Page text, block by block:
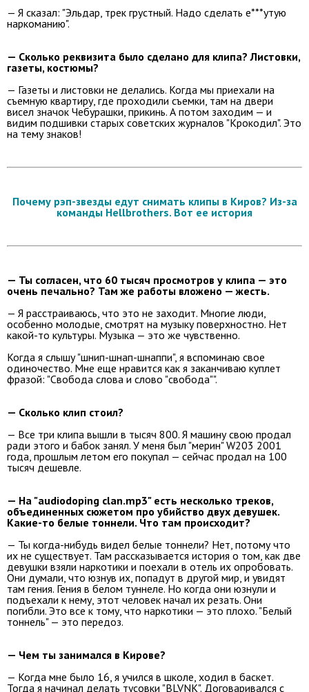
— Я сказал: "Эльдар, трек грустный. Надо сделать е***утую
наркоманию".
— Сколько реквизита было сделано для клипа? Листовки,
газеты, костюмы?
— Газеты и листовки не делались. Когда мы приехали на
съемную квартиру, где проходили съемки, там на двери
висел значок Чебурашки, прикинь. А потом заходим — и
видим подшивки старых советских журналов "Крокодил". Это
на тему знаков!
Почему рэп-звезды едут снимать клипы в Киров? Из-за
команды Hellbrothers. Вот ее история
— Ты согласен, что 60 тысяч просмотров у клипа — это
очень печально? Там же работы вложено — жесть.
— Я расстраиваюсь, что это не заходит. Многие люди,
особенно молодые, смотрят на музыку поверхностно. Нет
какой-то культуры. Музыка — это же чувственно.
Когда я слышу "шнип-шнап-шнаппи", я вспоминаю свое
одиночество. Мне еще нравится как я заканчиваю куплет
фразой: "Свобода слова и слово "свобода"".
— Сколько клип стоил?
— Все три клипа вышли в тысяч 800. Я машину свою продал
ради этого и бабок занял. У меня был "мерин" W203 2001
года, прошлым летом его покупал — сейчас продал на 100
тысяч дешевле.
— На "audiodoping clan.mp3" есть несколько треков,
объединенных сюжетом про убийство двух девушек.
Какие-то белые тоннели. Что там происходит?
— Ты когда-нибудь видел белые тоннели? Нет, потому что
их не существует. Там рассказывается история о том, как две
девушки взяли наркотики и поехали в отель их опробовать.
Они думали, что юзнув их, попадут в другой мир, и увидят
там гения. Гения в белом туннеле. Но когда они юзнули и
подъехали к нему, этот человек начал их резать. Они
погибли. Это все к тому, что наркотики — это плохо. "Белый
тоннель" — это передоз.
— Чем ты занимался в Кирове?
— Когда мне было 16, я учился в школе, ходил в баскет.
Тогда я начинал делать тусовки "BLVNK". Договаривался с